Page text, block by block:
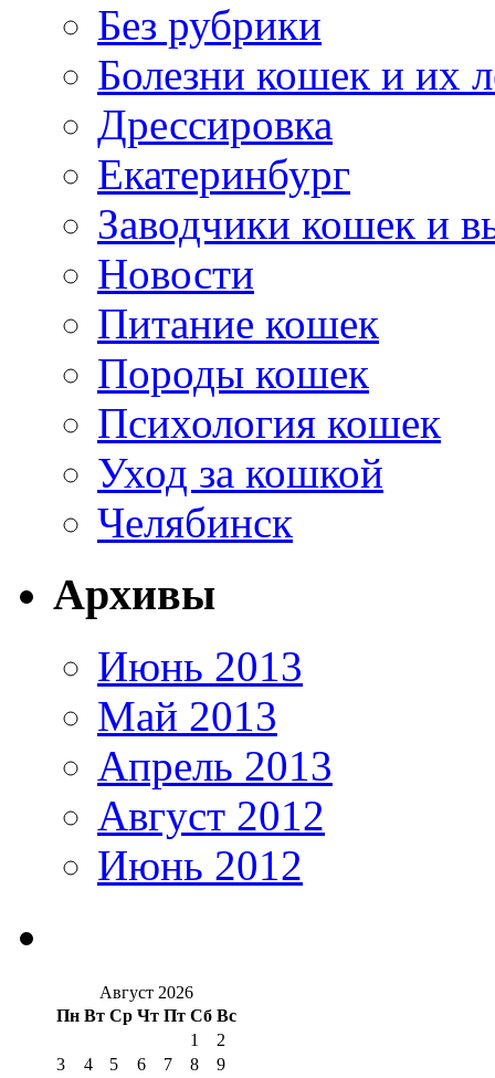
Без рубрики
Болезни кошек и их
Дрессировка
Екатеринбург
Заводчики кошек и
Новости
Питание кошек
Породы кошек
Психология кошек
Уход за кошкой
Челябинск
Архивы
Июнь 2013
Май 2013
Апрель 2013
Август 2012
Июнь 2012
Август 2026
Пн Вт Ср Чт Пт Сб Вс
1
2
3
4 5 6 7 8
9